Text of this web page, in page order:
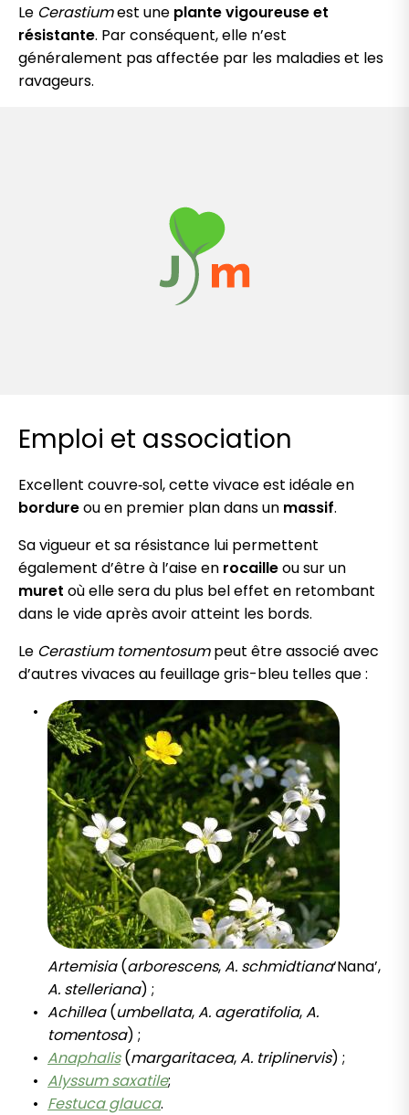
Le Cerastiumest une plante vigoureuse et
résistante. Par conséquent, elle n’est
généralement pas affectée par les maladies et les
ravageurs.
Emploi et association
Excellent couvre‑sol, cette vivace est idéale en
bordureou en premier plan dans un massif.
Sa vigueur et sa résistance lui permettent
également d’être à l’aise en rocailleou sur un
muret où elle sera du plus bel effet en retombant
dans le vide après avoir atteint les bords.
Le Cerastium tomentosumpeut être associé avec
d’autres vivaces au feuillage gris-bleu telles que :
Artemisia(arborescens,A. schmidtiana‘Nana’,
A. stelleriana) ;
Achillea(umbellata,A. ageratifolia,A.
tomentosa) ;
Anaphalis (margaritacea,A. triplinervis) ;
Alyssum saxatile;
Festuca glauca.